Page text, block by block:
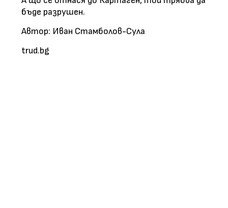
бъде разрушен.
Автор: Иван Стамболов-Сула
trud.bg